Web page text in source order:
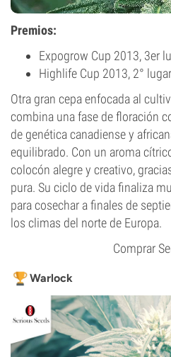
Premios:
Expogrow Cup 2013, 3er
Highlife Cup 2013, 2°
Otra gran cepa enfocada al
combina una fase de floración
de genética canadiense y
equilibrado. Con un aroma
colocón alegre y creativo,
pura. Su ciclo de vida finaliza
para cosechar a finales de
los climas del norte de Europa.
Comprar
Warlock